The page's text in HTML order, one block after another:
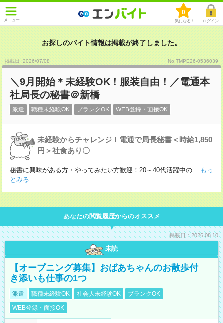
メニュー
0
気になる！ ログイン
お探しのバイト情報は掲載が終了しました。
掲載日 :2026/07/08 No.TMPE26-0536039
＼9月開始＊未経験OK！服装自由！／電通本
社局長の秘書＠新橋
派遣 職種未経験OK ブランクOK WEB登録・面接OK
未経験からチャレンジ！電通で局長秘書＜時給1,850
円＞社食あり〇
秘書に興味がある方・やってみたい方歓迎！20～40代活躍中の ...もっ
とみる
あなたの閲覧履歴からのオススメ
掲載日：2026.08.10
未読
【オープニング募集】おばあちゃんのお散歩付
き添いも仕事の1つ
派遣 職種未経験OK 社会人未経験OK
ブランクOK
WEB登録・面接OK